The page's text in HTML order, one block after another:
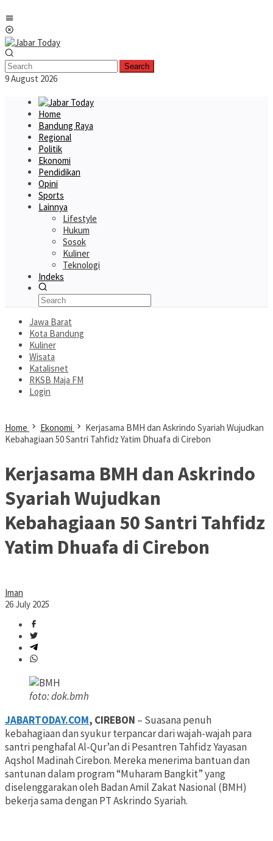
to
content
Search
9 August 2026
Home
Bandung Raya
Regional
Politik
Ekonomi
Pendidikan
Opini
Sports
Lainnya
Lifestyle
Hukum
Sosok
Kuliner
Teknologi
Indeks
Jawa Barat
Kota Bandung
Kuliner
Wisata
Katalisnet
RKSB Maja FM
Login
Home Ekonomi
Kerjasama BMH dan Askrindo Syariah Wujudkan
Kebahagiaan 50 Santri Tahfidz Yatim Dhuafa di Cirebon
Kerjasama BMH dan Askrindo
Syariah Wujudkan
Kebahagiaan 50 Santri Tahfidz
Yatim Dhuafa di Cirebon
Iman
26 July 2025
foto: dok.bmh
JABARTODAY.COM, CIREBON – Suasana penuh
kebahagiaan dan syukur terpancar dari wajah-wajah para
santri penghafal Al-Qur’an di Pesantren Tahfidz Yayasan
Aqshol Madinah Cirebon. Mereka menerima bantuan dan
santunan dalam program “Muharam Bangkit” yang
diselenggarakan oleh Badan Amil Zakat Nasional (BMH)
bekerja sama dengan PT Askrindo Syariah.